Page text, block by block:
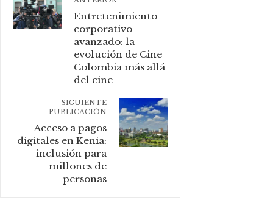
Entretenimiento
corporativo
avanzado: la
evolución de Cine
Colombia más allá
del cine
SIGUIENTE
PUBLICACIÓN
Acceso a pagos
digitales en Kenia:
inclusión para
millones de
personas